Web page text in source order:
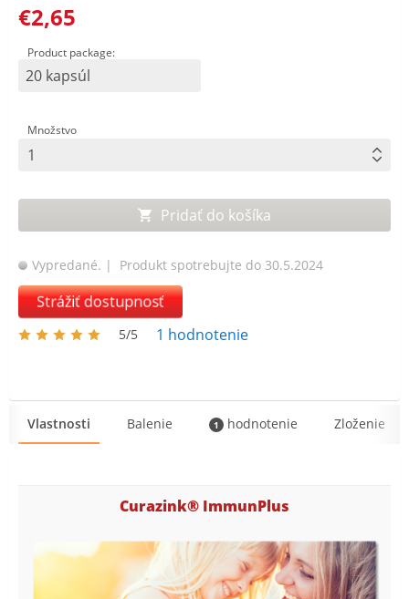
€2,65
Product package:
20 kapsúl
Množstvo
Pridať do košíka
Vypredané. | Produkt spotrebujte do 30.5.2024
Strážiť dostupnosť
5/5 1 hodnotenie
Vlastnosti Balenie 1 hodnotenie Zloženie
Curazink® ImmunPlus